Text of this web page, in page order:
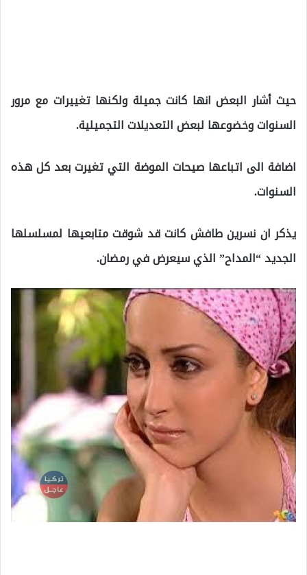
حيث أشار البعض انها كانت جميلة ولكنها تغييرات مع مرور
السنوات وخضوعها لبعض التعديلات التجميلية.
اضافة الى اتباعها صيحات الموضة التي تغيرت بعد كل هذه
السنوات.
يذكر ان نسرين طافش كانت قد شوقت متابعيها لمسلسلها
الجديد “المداح” الذي سيعرض في رمضان.